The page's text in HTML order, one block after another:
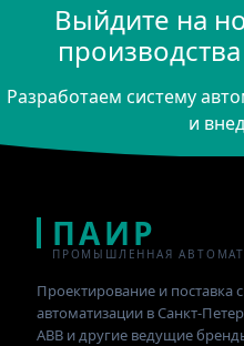
Выйдите на
Разработаем систему
и
ПАИР
ПРОМЫШЛЕННАЯ
Проектирование и
автоматизации в Санкт-
ABB и другие ведущие